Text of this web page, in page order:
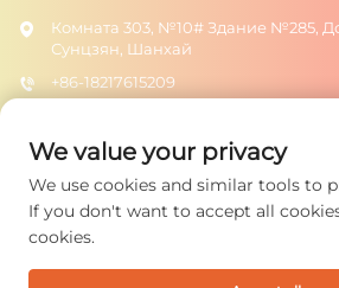
Комната 303, №10# Здание №285,
Сунцзян, Шанхай
+86-18217615209
We value your privacy
We use cookies and similar tools to
If you don't want to accept all
cookies.